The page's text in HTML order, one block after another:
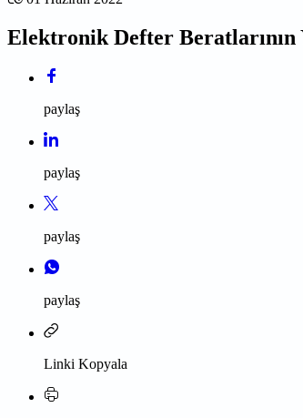
Elektronik Defter Beratlarının
paylaş
paylaş
paylaş
paylaş
Linki Kopyala